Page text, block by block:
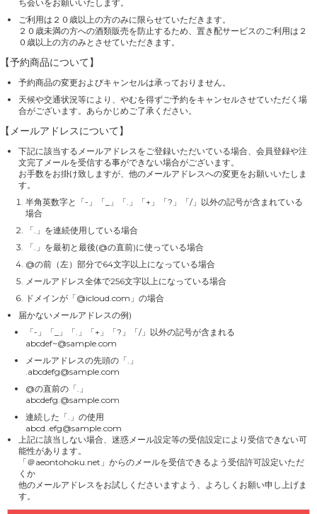
ち会いをお願いいたします。
ご利用は２０歳以上の方のみに限らせていただきます。
２０歳未満の方への酒類販売を防止するため、置き配サービスのご利用は２
０歳以上の方のみとさせていただきます。
【予約商品について】
予約商品の変更およびキャンセルは承っておりません。
天候や交通状況等により、やむを得ずご予約をキャンセルさせていただく場
合がございます。あらかじめご了承ください。
【メールアドレスについて】
下記に該当するメールアドレスをご登録いただいている場合、会員登録や注
文完了メールを受信する事ができない場合がございます。
お手数をお掛け致しますが、他のメールアドレスへの変更をお願いいたしま
す。
半角英数字と「-」「_」「.」「+」「?」「/」以外の記号が含まれている
場合
「.」を連続使用している場合
「.」を最初と最後(@の直前)に使っている場合
@の前（左）部分で64文字以上になっている場合
メールアドレス全体で256文字以上になっている場合
ドメインが「@icloud.com」の場合
届かないメールアドレスの例)
「-」「_」「.」「+」「?」「/」以外の記号が含まれる
abcdef~@sample.com
メールアドレスの先頭の「.」
.abcdefg@sample.com
@の直前の「.」
abcdefg.@sample.com
連続した「.」の使用
abcd..efg@sample.com
上記に該当しない場合、迷惑メール設定等の受信設定により受信できない可
能性があります。
「＠aeontohoku.net」からのメールを受信できるよう受信許可設定いただ
くか
他のメールアドレスをお試しくださいますよう、よろしくお願い申し上げま
す。